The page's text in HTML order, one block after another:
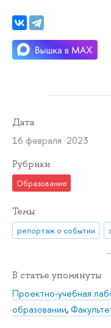
Дата
16 февраля 2023
Рубрики
Образование
Темы
репортаж о событии
В статье упомянуты
Проектно-учебная
образовании,